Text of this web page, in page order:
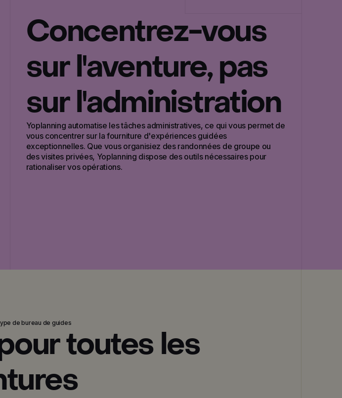
Concentrez-vous
sur l'aventure, pas
sur l'administration
Yoplanning automatise les tâches administratives, ce qui vous permet de
vous concentrer sur la fourniture d'expériences guidées
exceptionnelles. Que vous organisiez des randonnées de groupe ou
des visites privées, Yoplanning dispose des outils nécessaires pour
rationaliser vos opérations.
de bureau de guides
toutes les